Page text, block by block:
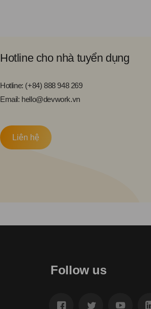
Hotline cho nhà tuyển dụng
Hotline: (+84) 888 948 269
Email: hello@devwork.vn
Liên hệ
Follow us